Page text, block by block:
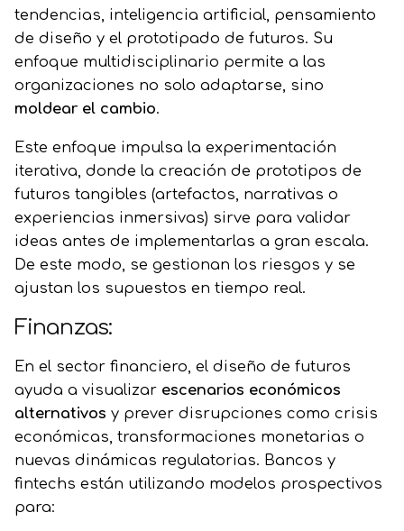
tendencias, inteligencia artificial, pensamiento
de diseño y el prototipado de futuros. Su
enfoque multidisciplinario permite a las
organizaciones no solo adaptarse, sino
moldear el cambio.
Este enfoque impulsa la experimentación
iterativa, donde la creación de prototipos de
futuros tangibles (artefactos, narrativas o
experiencias inmersivas) sirve para validar
ideas antes de implementarlas a gran escala.
De este modo, se gestionan los riesgos y se
ajustan los supuestos en tiempo real.
Finanzas:
En el sector financiero, el diseño de futuros
ayuda a visualizar escenarios económicos
alternativos y prever disrupciones como crisis
económicas, transformaciones monetarias o
nuevas dinámicas regulatorias. Bancos y
fintechs están utilizando modelos prospectivos
para: